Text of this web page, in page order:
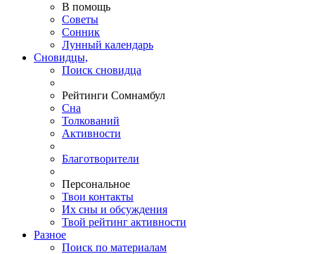
В помощь
Советы
Сонник
Лунный календарь
Сновидцы,
Поиск сновидца
Рейтинги Сомнамбул
Сна
Толкований
Активности
Благотворители
Персональное
Твои контакты
Их сны и обсуждения
Твой рейтинг активности
Разное
Поиск по материалам